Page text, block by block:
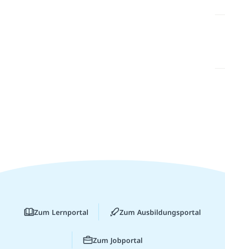
Zum Lernportal Zum Ausbildungsportal
Zum Jobportal